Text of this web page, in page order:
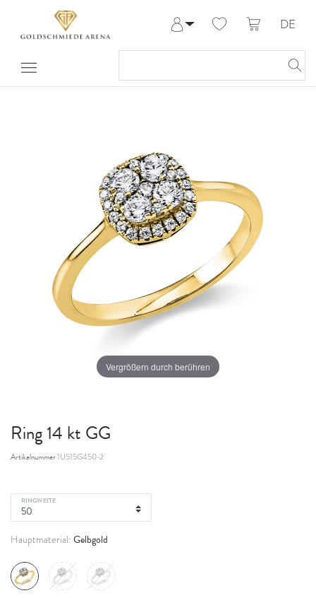
Meine Bestellungen
DE
Vergrößern durch berühren
Ring 14 kt GG
Artikelnummer1U515G450-2
RINGWEITE
Hauptmaterial: Gelbgold